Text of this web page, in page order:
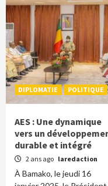
DIPLOMATIE POLITIQUE
AES : Une dynamique
vers un
durable et intégré
2 ans ago laredaction
À Bamako, le jeudi 16